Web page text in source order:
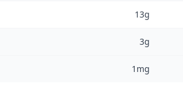
13g
3g
1mg